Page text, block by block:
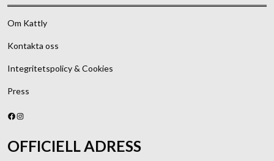
Om Kattly
Kontakta oss
Integritetspolicy & Cookies
Press
Facebook
Instagram
OFFICIELL ADRESS